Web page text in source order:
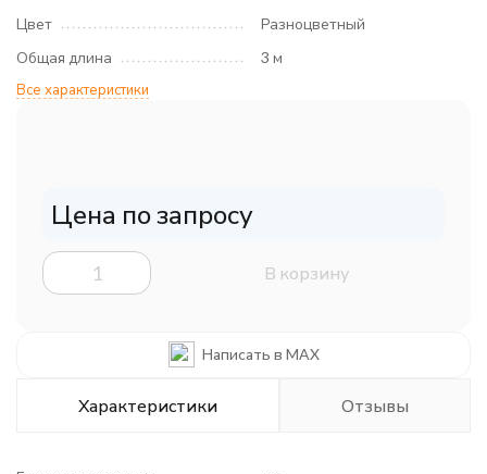
Цвет
Разноцветный
Общая длина
3 м
Все характеристики
Цена по запросу
В корзину
Написать в MAX
Характеристики Отзывы